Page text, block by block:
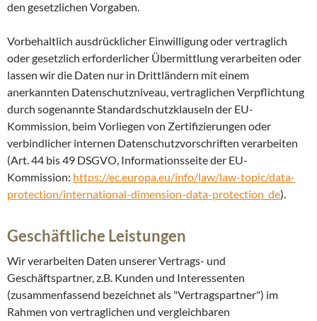
den gesetzlichen Vorgaben.
Vorbehaltlich ausdrücklicher Einwilligung oder vertraglich
oder gesetzlich erforderlicher Übermittlung verarbeiten oder
lassen wir die Daten nur in Drittländern mit einem
anerkannten Datenschutzniveau, vertraglichen Verpflichtung
durch sogenannte Standardschutzklauseln der EU-
Kommission, beim Vorliegen von Zertifizierungen oder
verbindlicher internen Datenschutzvorschriften verarbeiten
(Art. 44 bis 49 DSGVO, Informationsseite der EU-
Kommission: https://ec.europa.eu/info/law/law-topic/data-
protection/international-dimension-data-protection_de).
Geschäftliche Leistungen
Wir verarbeiten Daten unserer Vertrags- und
Geschäftspartner, z.B. Kunden und Interessenten
(zusammenfassend bezeichnet als "Vertragspartner") im
Rahmen von vertraglichen und vergleichbaren